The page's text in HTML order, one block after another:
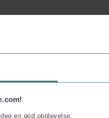
en god opplevelse: